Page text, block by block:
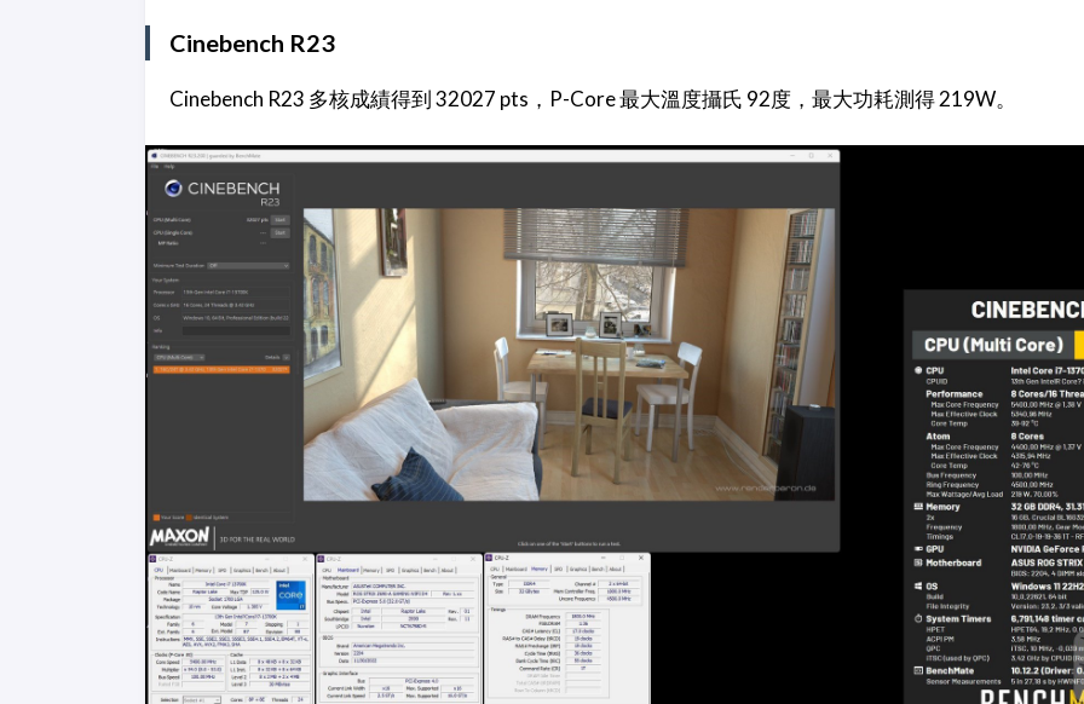
Cinebench R23
Cinebench R23 多核成績得到 32027 pts，P-Core 最大溫度攝氏 92度，最大功耗測得 219W。